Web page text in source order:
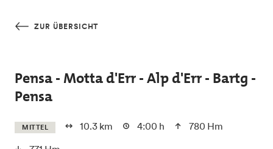
ZUR ÜBERSICHT
Pensa - Motta d'Err - Alp d'Err - Bartg -
Pensa
MITTEL 10.3 km 4:00 h
780 Hm